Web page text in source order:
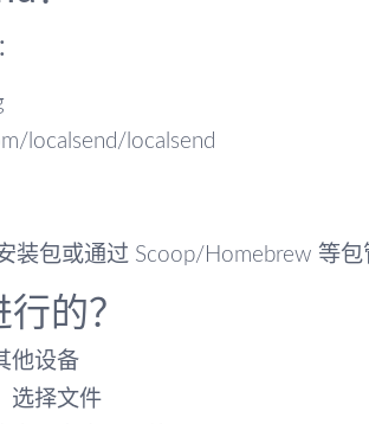
localsend/localsend
装包或通过 Scoop/Homebrew 等
的？
他设备
选择文件